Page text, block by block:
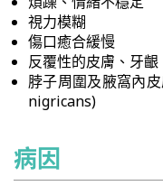
視力模糊
傷口癒合緩慢
反覆性的皮膚、牙
脖子周圍及腋窩內
nigricans)
病因